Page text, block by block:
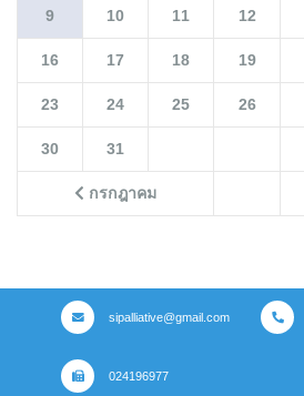
กรกฎาคม
9 10 11 12
16 17 18 19
23 24 25 26
30 31
sipalliative@gmail.com
024196977